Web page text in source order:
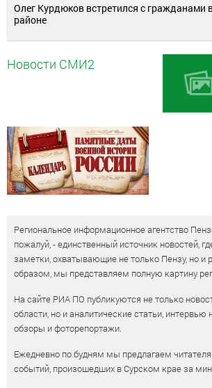
Олег Курдюков встретился с гражданами
районе
Новости СМИ2
Региональное информационное агентство
пожалуй, - единственный источник новостей,
заметки, охватывающие не только Пензу, но и
образом, мы представляем полную картину
На сайте РИА ПО публикуются не только
области, но и аналитические статьи,
обзоры и фоторепортажи.
Ежедневно по будням мы предлагаем
событий, произошедших в Сурском крае за